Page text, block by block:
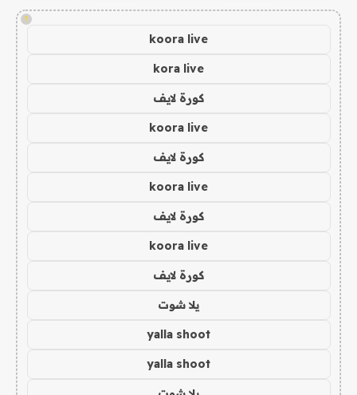
!
koora live
kora live
كورة لايف
koora live
كورة لايف
koora live
كورة لايف
koora live
كورة لايف
يلا شوت
yalla shoot
yalla shoot